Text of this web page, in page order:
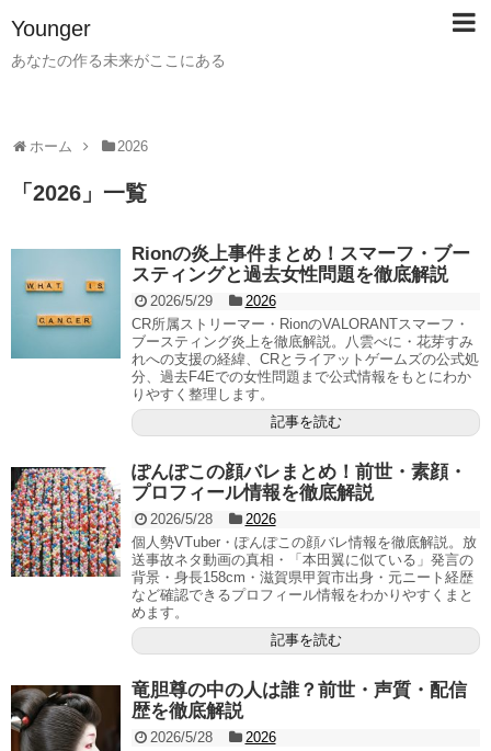
Younger
あなたの作る未来がここにある
ホーム 2026
「 2026 」 一覧
Rionの炎上事件まとめ！スマーフ・ブー
スティングと過去女性問題を徹底解説
2026/5/29
2026
CR所属ストリーマー・RionのVALORANTスマーフ・
ブースティング炎上を徹底解説。八雲べに・花芽すみ
れへの支援の経緯、CRとライアットゲームズの公式処
分、過去F4Eでの女性問題まで公式情報をもとにわか
りやすく整理します。
記事を読む
ぽんぽこの顔バレまとめ！前世・素顔・
プロフィール情報を徹底解説
2026/5/28
2026
個人勢VTuber・ぽんぽこの顔バレ情報を徹底解説。放
送事故ネタ動画の真相・「本田翼に似ている」発言の
背景・身長158cm・滋賀県甲賀市出身・元ニート経歴
など確認できるプロフィール情報をわかりやすくまと
めます。
記事を読む
竜胆尊の中の人は誰？前世・声質・配信
歴を徹底解説
2026/5/28
2026